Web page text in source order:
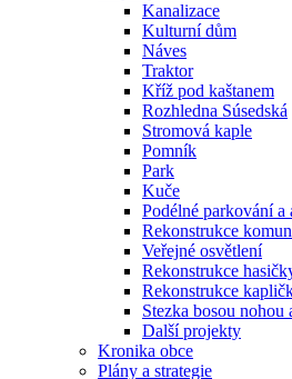
Kanalizace
Kulturní dům
Náves
Traktor
Kříž pod kaštanem
Rozhledna Súsedská
Stromová kaple
Pomník
Park
Kuče
Podélné parkování a
Rekonstrukce
Veřejné osvětlení
Rekonstrukce
Rekonstrukce
Stezka bosou nohou
Další projekty
Kronika obce
Plány a strategie